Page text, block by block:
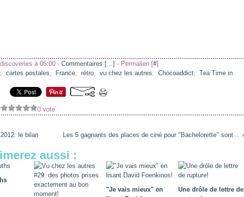
à 05:00 - Commentaires […] - Permalien [#]
, cartes postales, France, rétro, vu chez les autres, Chocoaddict, Tea Time in
0 vote
le bilan Les 5 gagnants des places de ciné pour "Bachelorette" sont...
aussi :
"Je vais mieux" en
Une drôle de lettre de